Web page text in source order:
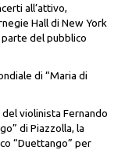
all’attivo,
Hall di New York
del pubblico
di “Maria di
violinista Fernando
di Piazzolla, la
“Duettango” per